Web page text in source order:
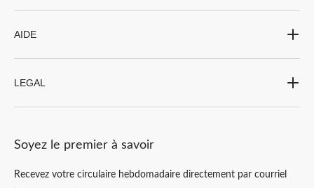
AIDE
LEGAL
Soyez le premier à savoir
Recevez votre circulaire hebdomadaire directement par courriel